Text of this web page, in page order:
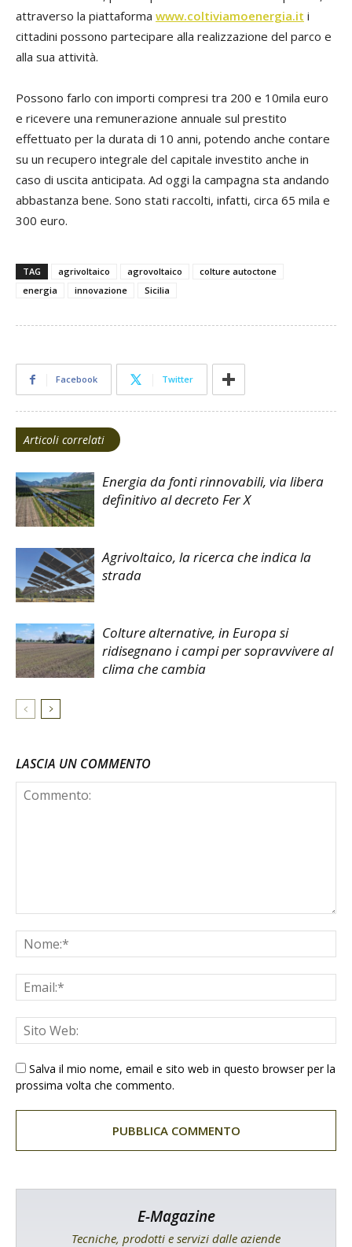
attraverso la piattaforma www.coltiviamoenergia.it i
cittadini possono partecipare alla realizzazione del parco e
alla sua attività.
Possono farlo con importi compresi tra 200 e 10mila euro
e ricevere una remunerazione annuale sul prestito
effettuato per la durata di 10 anni, potendo anche contare
su un recupero integrale del capitale investito anche in
caso di uscita anticipata. Ad oggi la campagna sta andando
abbastanza bene. Sono stati raccolti, infatti, circa 65 mila e
300 euro.
TAG agrivoltaico agrovoltaico
colture autoctone
energia
innovazione Sicilia
Facebook Twitter
Articoli correlati
Energia da fonti rinnovabili, via libera
definitivo al decreto Fer X
Agrivoltaico, la ricerca che indica la
strada
Colture alternative, in Europa si
ridisegnano i campi per sopravvivere al
clima che cambia
LASCIA UN COMMENTO
Salva il mio nome, email e sito web in questo browser per la
prossima volta che commento.
E-Magazine
Tecniche, prodotti e servizi dalle aziende